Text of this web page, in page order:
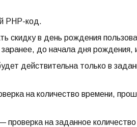
PHP-код.
скидку в день рождения
до начала дня рождения,
действительна только в
на количество времени,
проверка на заданное